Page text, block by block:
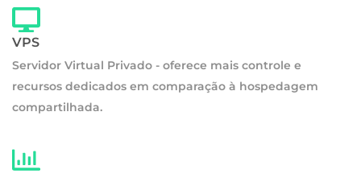
VPS
Servidor Virtual Privado - oferece mais controle e
recursos dedicados em comparação à hospedagem
compartilhada.